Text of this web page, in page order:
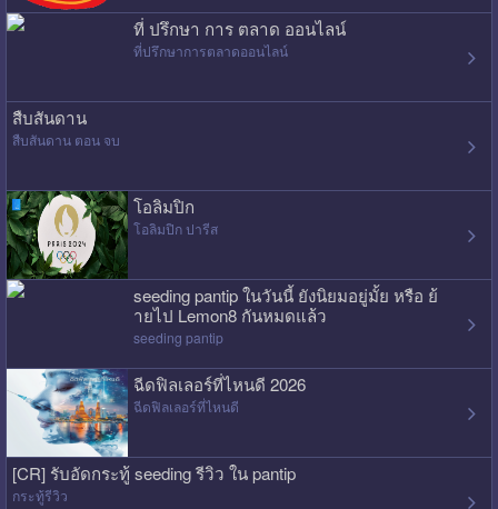
ที่ ปรึกษา การ ตลาด ออนไลน์
ที่ปรึกษาการตลาดออนไลน์
สืบสันดาน
สืบสันดาน ตอน จบ
โอลิมปิก
โอลิมปิก ปารีส
seeding pantip ในวันนี้ ยังนิยมอยู่มั้ย หรือ ย้
ายไป Lemon8 กันหมดแล้ว
seeding pantip
ฉีดฟิลเลอร์ที่ไหนดี 2026
ฉีดฟิลเลอร์ที่ไหนดี
[CR] รับอัดกระทู้ seeding รีวิว ใน pantip
กระทู้รีวิว